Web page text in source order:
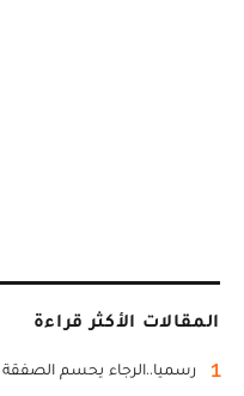
المقالات الأكثر قراءة
1 رسميا..الرجاء يحسم الصفقة